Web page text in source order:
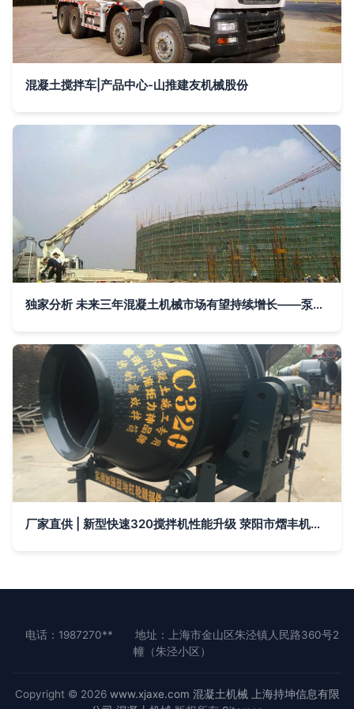
混凝土搅拌车|产品中心-山推建友机械股份
独家分析 未来三年混凝土机械市场有望持续增长——泵车、搅拌站设备或成增长主力神
厂家直供 | 新型快速320搅拌机性能升级 荥阳市熠丰机械厂诚意报价+高清细节解读
电话：1987270**
地址：上海市金山区朱泾镇人民路360号2
幢（朱泾小区）
Copyright © 2026 www.xjaxe.com 混凝土机械
上海持坤信息有限